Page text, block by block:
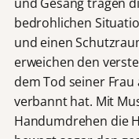
bedrohlichen
und einen
erweichen den
dem Tod seiner
verbannt hat. Mit
Handumdrehen die